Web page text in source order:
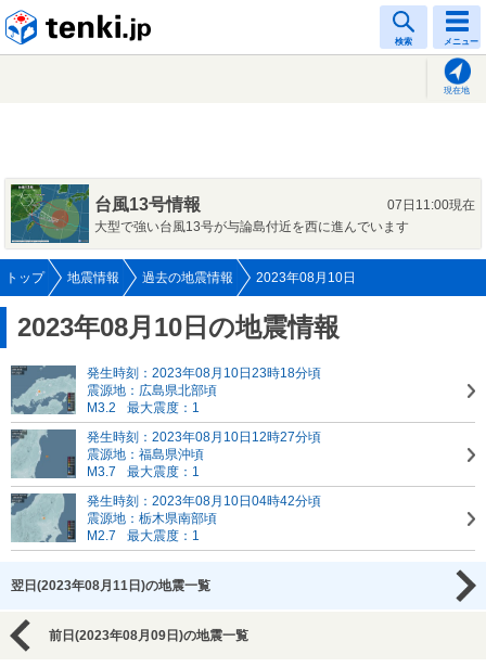
検索 メニュー
現在地
台風13号情報
07日11:00現在
大型で強い台風13号が与論島付近を西に進んでいます
トップ 地震情報 過去の地震情報 2023年08月10日
2023年08月10日の地震情報
発生時刻：2023年08月10日23時18分頃
震源地：広島県北部頃
M3.2
最大震度：1
発生時刻：2023年08月10日12時27分頃
震源地：福島県沖頃
M3.7
最大震度：1
発生時刻：2023年08月10日04時42分頃
震源地：栃木県南部頃
M2.7
最大震度：1
翌日(2023年08月11日)の地震一覧
前日(2023年08月09日)の地震一覧